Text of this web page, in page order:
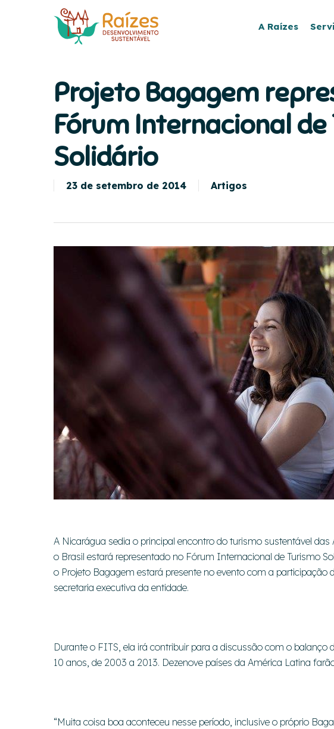
Hit enter to search or ESC to close
A Raízes
Projeto Bagagem
Fórum Internacional de
Solidário
23 de setembro de 2014 Artigos
A Nicarágua sedia o principal encontro do turismo sustentável das
o Brasil estará representado no Fórum Internacional de Turismo
o Projeto Bagagem estará presente no evento com a participação
secretaria executiva da entidade.
Durante o FITS, ela irá contribuir para a discussão com o
10 anos, de 2003 a 2013. Dezenove países da América Latina
“Muita coisa boa aconteceu nesse período, inclusive o próprio